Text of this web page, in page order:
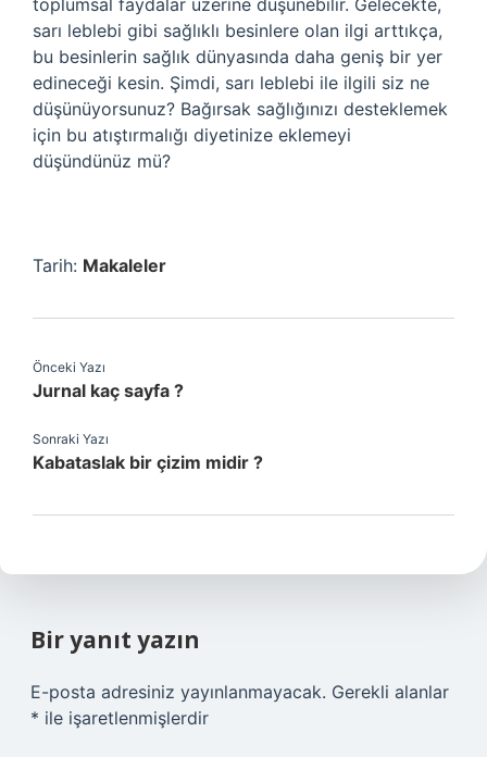
toplumsal faydalar üzerine düşünebilir. Gelecekte,
sarı leblebi gibi sağlıklı besinlere olan ilgi arttıkça,
bu besinlerin sağlık dünyasında daha geniş bir yer
edineceği kesin. Şimdi, sarı leblebi ile ilgili siz ne
düşünüyorsunuz? Bağırsak sağlığınızı desteklemek
için bu atıştırmalığı diyetinize eklemeyi
düşündünüz mü?
Tarih: Makaleler
Önceki Yazı
Jurnal kaç sayfa ?
Sonraki Yazı
Kabataslak bir çizim midir ?
Bir yanıt yazın
E-posta adresiniz yayınlanmayacak. Gerekli alanlar
* ile işaretlenmişlerdir